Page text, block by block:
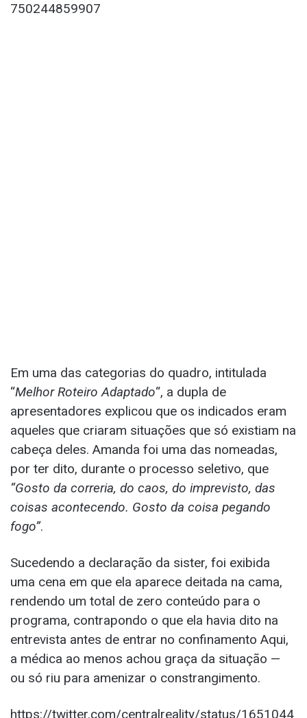
750244859907
Em uma das categorias do quadro, intitulada
“Melhor Roteiro Adaptado“, a dupla de
apresentadores explicou que os indicados eram
aqueles que criaram situações que só existiam na
cabeça deles. Amanda foi uma das nomeadas,
por ter dito, durante o processo seletivo, que
“Gosto da correria, do caos, do imprevisto, das
coisas acontecendo. Gosto da coisa pegando
fogo”.
Sucedendo a declaração da sister, foi exibida
uma cena em que ela aparece deitada na cama,
rendendo um total de zero conteúdo para o
programa, contrapondo o que ela havia dito na
entrevista antes de entrar no confinamento Aqui,
a médica ao menos achou graça da situação —
ou só riu para amenizar o constrangimento.
https://twitter.com/centralreality/status/1651044